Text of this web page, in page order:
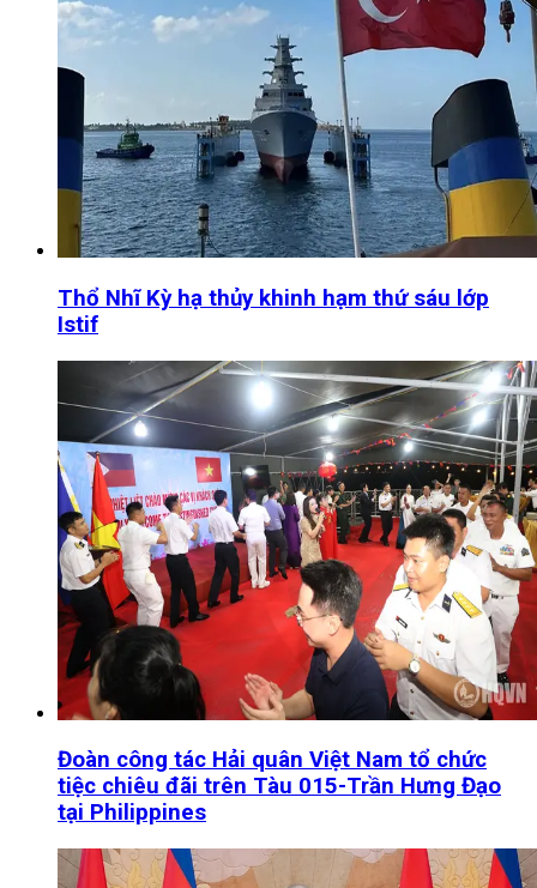
Thổ Nhĩ Kỳ hạ thủy khinh hạm thứ sáu lớp
Istif
Đoàn công tác Hải quân Việt Nam tổ chức
tiệc chiêu đãi trên Tàu 015-Trần Hưng Đạo
tại Philippines